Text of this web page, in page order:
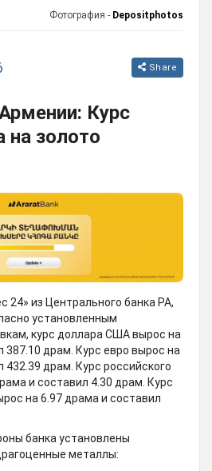
Фотография - Depositphotos
Share
Курс
на золото
24» из Центрального банка РА,
установленным
курс доллара США вырос на
387.10 драм. Курс евро вырос на
432.39 драм. Курс российского
и составил 4.30 драм. Курс
на 6.97 драмa и составил
банка установлены
металлы: